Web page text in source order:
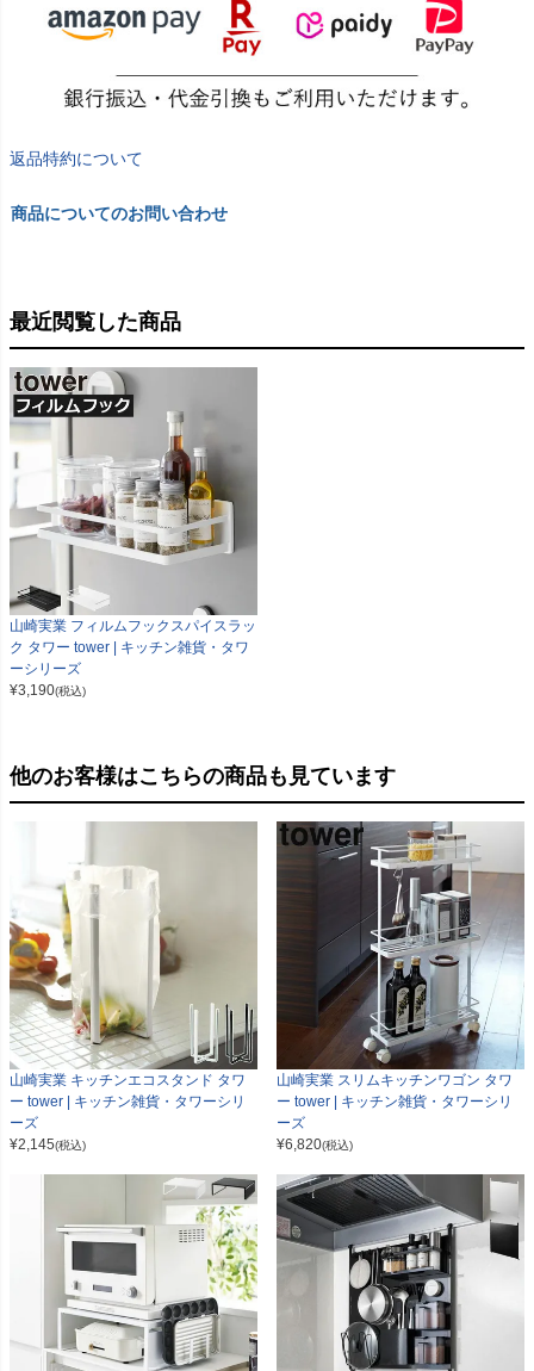
返品特約について
商品についてのお問い合わせ
最近閲覧した商品
山崎実業 フィルムフックスパイスラッ
ク タワー tower | キッチン雑貨・タワ
ーシリーズ
¥3,190(税込)
他のお客様はこちらの商品も見ています
山崎実業 キッチンエコスタンド タワ
ー tower | キッチン雑貨・タワーシリ
ーズ
¥2,145(税込)
山崎実業 スリムキッチンワゴン タワ
ー tower | キッチン雑貨・タワーシリ
ーズ
¥6,820(税込)